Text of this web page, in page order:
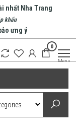
nhất Nha Trang
khẩu
ưng ý
0
Menu